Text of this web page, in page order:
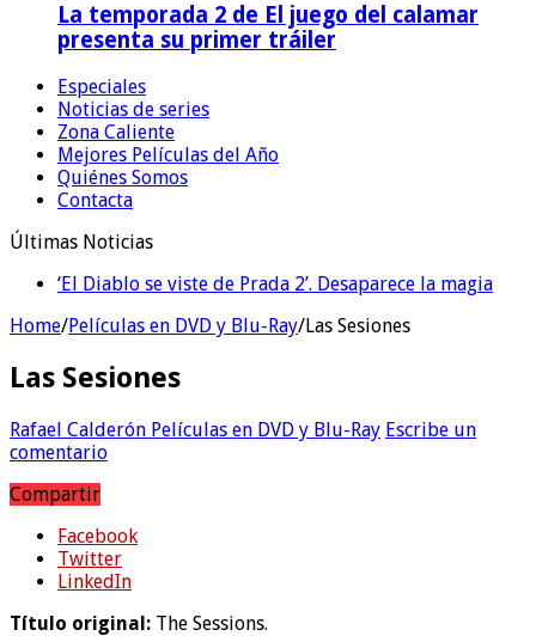
La temporada 2 de El juego del calamar
presenta su primer tráiler
Especiales
Noticias de series
Zona Caliente
Mejores Películas del Año
Quiénes Somos
Contacta
Últimas Noticias
‘El Diablo se viste de Prada 2’. Desaparece la magia
‘Boulevard’. Nada nuevo
Home/Películas en DVD y Blu-Ray/Las Sesiones
Las Sesiones
Rafael Calderón Películas en DVD y Blu-Ray Escribe un
comentario
Compartir
Facebook
Twitter
LinkedIn
Título original: The Sessions.